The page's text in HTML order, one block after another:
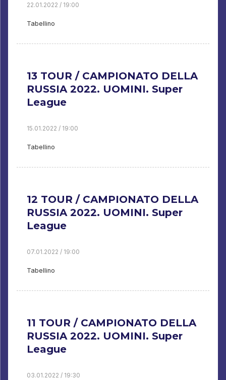
22.01.2022 / 19:00
Tabellino
13 TOUR / CAMPIONATO DELLA
RUSSIA 2022. UOMINI. Super
League
15.01.2022 / 19:00
Tabellino
12 TOUR / CAMPIONATO DELLA
RUSSIA 2022. UOMINI. Super
League
07.01.2022 / 19:00
Tabellino
11 TOUR / CAMPIONATO DELLA
RUSSIA 2022. UOMINI. Super
League
03.01.2022 / 19:30